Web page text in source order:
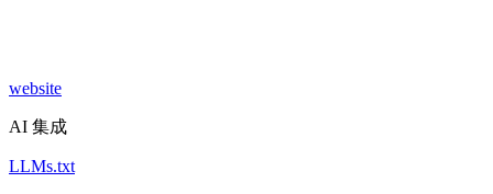
website
AI 集成
LLMs.txt